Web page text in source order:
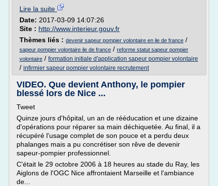
Lire la suite
Date: 2017-03-09 14:07:26
Site : http://www.interieur.gouv.fr
Thèmes liés : devenir sapeur pompier volontaire en ile de france /
sapeur pompier volontaire ile de france / reforme statut sapeur pompier
volontaire / formation initiale d'application sapeur pompier volontaire
/ infirmier sapeur pompier volontaire recrutement
VIDEO. Que devient Anthony, le pompier
blessé lors de Nice ...
Tweet
Quinze jours d'hôpital, un an de rééducation et une dizaine
d'opérations pour réparer sa main déchiquetée. Au final, il a
récupéré l'usage complet de son pouce et a perdu deux
phalanges mais a pu concrétiser son rêve de devenir
sapeur-pompier professionnel.
C'était le 29 octobre 2006 à 18 heures au stade du Ray, les
Aiglons de l'OGC Nice affrontaient Marseille et l'ambiance
de...